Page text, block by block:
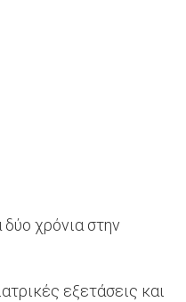
χρόνια στην
εξετάσεις και